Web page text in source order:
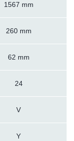
1567 mm
260 mm
62 mm
24
V
Y